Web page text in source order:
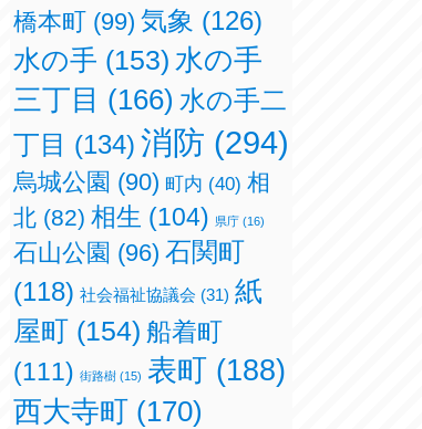
橋本町 (99) 気象 (126)
水の手 (153) 水の手
三丁目 (166) 水の手二
丁目 (134) 消防 (294)
烏城公園 (90) 町内 (40) 相
北(82) 相生 (104) 県庁(16)
石山公園 (96) 石関町
(118) 社会福祉協議会 (31) 紙
屋町(154) 船着町
(111) 街路樹(15) 表町(188)
西大寺町 (170)